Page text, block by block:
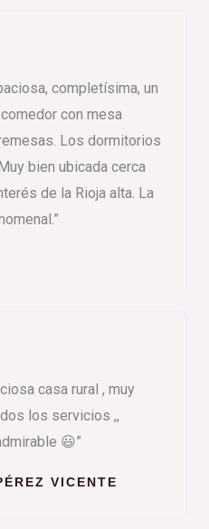
completísima, un
con mesa
Los dormitorios
bien ubicada cerca
de la Rioja alta. La
casa rural , muy
los servicios ,,
😃”
VICENTE